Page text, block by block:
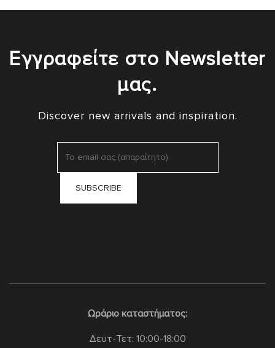
Εγγραφείτε στο Newsletter
μας.
Discover new arrivals and inspiration.
Ωράριο καταστήματος:
Δευτ-Τετ: 10:00-18:00